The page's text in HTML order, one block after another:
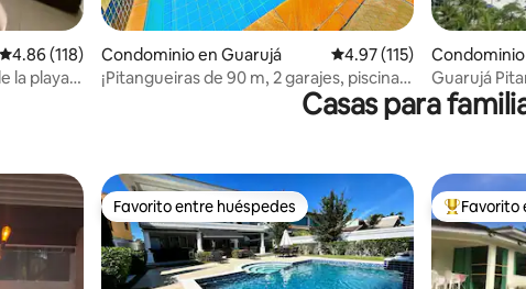
Calificación promedio: 4.86 de 5; 118 evaluaciones
4.86 (118)
la playa
Condominio en Guarujá Calificación promedio:
4.97 (115)
¡Pitangueiras de 90 m, 2 garajes, piscina y
Guarujá
parrilla.
Casas para
huéspedes Favorito entre huéspedes
Favorito entre huéspedes De los
Favorito